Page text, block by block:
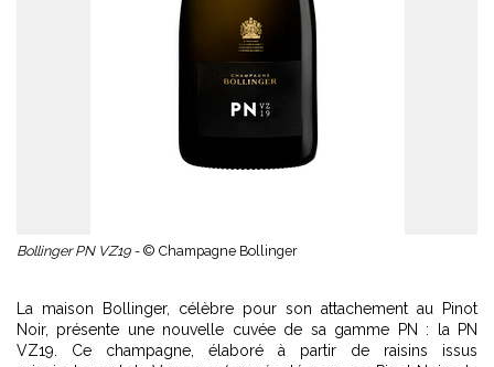
Bollinger PN VZ19 - © Champagne Bollinger
La maison Bollinger, célèbre pour son attachement au Pinot
Noir, présente une nouvelle cuvée de sa gamme PN : la PN
VZ19. Ce champagne, élaboré à partir de raisins issus